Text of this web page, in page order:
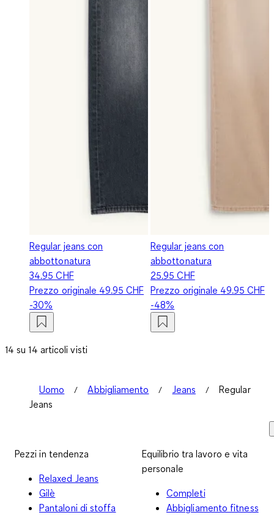
Regular jeans con
abbottonatura
34.95 CHF
Prezzo originale 49.95 CHF
-30%
Regular jeans con
abbottonatura
25.95 CHF
Prezzo originale 49.95 CHF
-48%
14 su 14 articoli visti
Uomo Abbigliamento Jeans
Regular
Jeans
Pezzi in tendenza
Relaxed Jeans
Gilè
Pantaloni di stoffa
Equilibrio tra lavoro e vita
personale
Completi
Abbigliamento fitness